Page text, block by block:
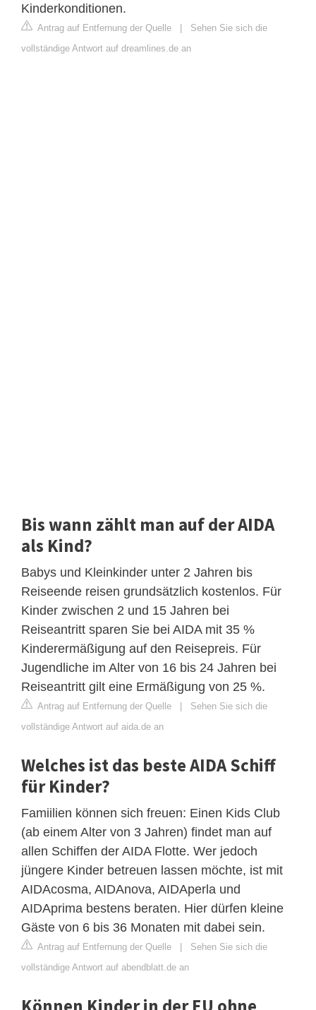
Kinderkonditionen.
Antrag auf Entfernung der Quelle | Sehen Sie sich die
vollständige Antwort auf dreamlines.de an
Bis wann zählt man auf der AIDA
als Kind?
Babys und Kleinkinder unter 2 Jahren bis
Reiseende reisen grundsätzlich kostenlos. Für
Kinder zwischen 2 und 15 Jahren bei
Reiseantritt sparen Sie bei AIDA mit 35 %
Kinderermäßigung auf den Reisepreis. Für
Jugendliche im Alter von 16 bis 24 Jahren bei
Reiseantritt gilt eine Ermäßigung von 25 %.
Antrag auf Entfernung der Quelle | Sehen Sie sich die
vollständige Antwort auf aida.de an
Welches ist das beste AIDA Schiff
für Kinder?
Famiilien können sich freuen: Einen Kids Club
(ab einem Alter von 3 Jahren) findet man auf
allen Schiffen der AIDA Flotte. Wer jedoch
jüngere Kinder betreuen lassen möchte, ist mit
AIDAcosma, AIDAnova, AIDAperla und
AIDAprima bestens beraten. Hier dürfen kleine
Gäste von 6 bis 36 Monaten mit dabei sein.
Antrag auf Entfernung der Quelle | Sehen Sie sich die
vollständige Antwort auf abendblatt.de an
Können Kinder in der EU ohne